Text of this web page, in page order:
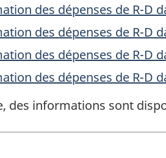
des dépenses de R-D
des dépenses de R-D
des dépenses de R-D
des dépenses de R-D
des informations sont